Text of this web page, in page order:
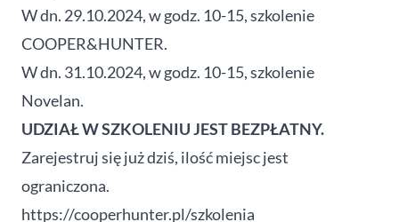
W dn. 29.10.2024, w godz. 10-15, szkolenie
COOPER&HUNTER.
W dn. 31.10.2024, w godz. 10-15, szkolenie
Novelan.
UDZIAŁ W SZKOLENIU JEST BEZPŁATNY.
Zarejestruj się już dziś, ilość miejsc jest
ograniczona.
https://cooperhunter.pl/szkolenia